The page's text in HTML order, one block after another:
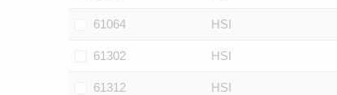
61064 HSI
61302 HSI
61312 HSI